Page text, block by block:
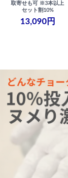
取寄せも可 ※3本以上
セット割10%
13,090円